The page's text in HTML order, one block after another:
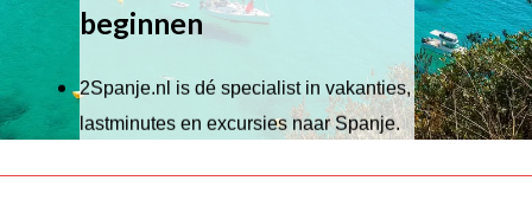
beginnen
2Spanje.nl is dé specialist in vakanties,
lastminutes en excursies naar Spanje.
Wij hebben een breed scala aan